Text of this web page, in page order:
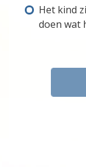
Het kind
doen wat